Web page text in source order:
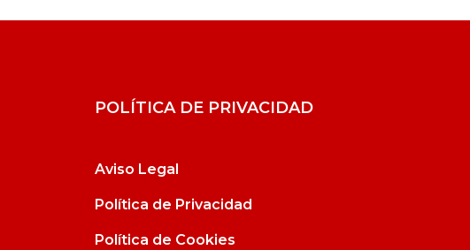
POLÍTICA DE PRIVACIDAD
Aviso Legal
Política de Privacidad
Política de Cookies